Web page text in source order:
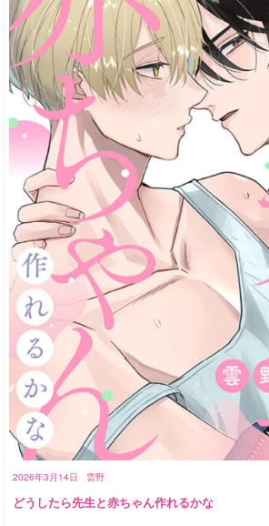
2026年3月14日 雲野
どうしたら先生と赤ちゃん作れるかな